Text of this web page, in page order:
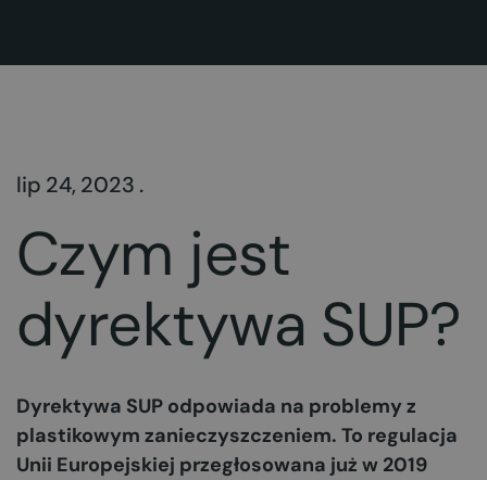
lip 24, 2023 .
Czym jest
dyrektywa SUP?
Dyrektywa SUP odpowiada na problemy z
plastikowym zanieczyszczeniem. To regulacja
Unii Europejskiej przegłosowana już w 2019